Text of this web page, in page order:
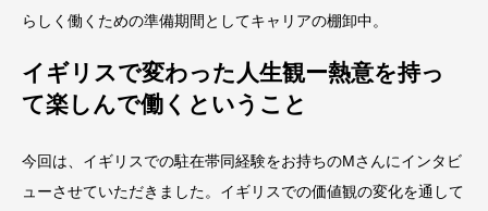
らしく働くための準備期間としてキャリアの棚卸中。
イギリスで変わった人生観ー熱意を持っ
て楽しんで働くということ
今回は、イギリスでの駐在帯同経験をお持ちのMさんにインタビ
ューさせていただきました。イギリスでの価値観の変化を通して